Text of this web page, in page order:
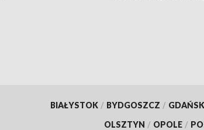
BIAŁYSTOK / BYDGOSZCZ / GDAŃSK
OLSZTYN / OPOLE /